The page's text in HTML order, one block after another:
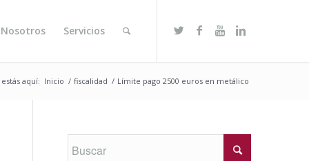
Servicios
aquí: Inicio / fiscalidad / Límite pago 2500 euros en metálico